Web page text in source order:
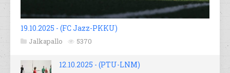
19.10.2025 - (FC Jazz-PKKU)
Jalkapallo 5370
12.10.2025 - (PTU-LNM)